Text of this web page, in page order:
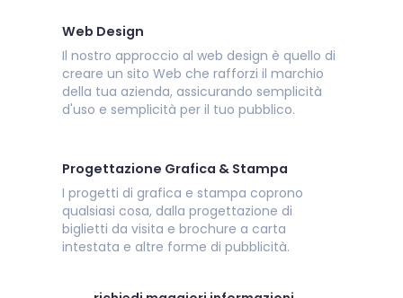
Web Design
Il nostro approccio al web design è quello di
creare un sito Web che rafforzi il marchio
della tua azienda, assicurando semplicità
d'uso e semplicità per il tuo pubblico.
Progettazione Grafica & Stampa
I progetti di grafica e stampa coprono
qualsiasi cosa, dalla progettazione di
biglietti da visita e brochure a carta
intestata e altre forme di pubblicità.